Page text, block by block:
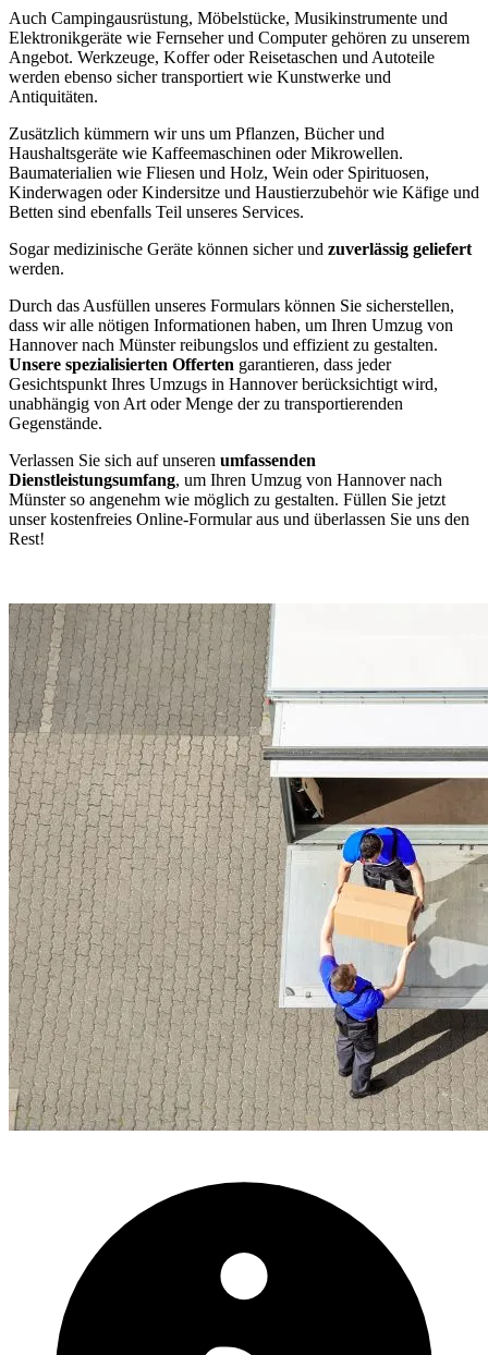
Auch Campingausrüstung, Möbelstücke, Musikinstrumente und
Elektronikgeräte wie Fernseher und Computer gehören zu unserem
Angebot. Werkzeuge, Koffer oder Reisetaschen und Autoteile
werden ebenso sicher transportiert wie Kunstwerke und
Antiquitäten.
Zusätzlich kümmern wir uns um Pflanzen, Bücher und
Haushaltsgeräte wie Kaffeemaschinen oder Mikrowellen.
Baumaterialien wie Fliesen und Holz, Wein oder Spirituosen,
Kinderwagen oder Kindersitze und Haustierzubehör wie Käfige und
Betten sind ebenfalls Teil unseres Services.
Sogar medizinische Geräte können sicher und zuverlässig geliefert
werden.
Durch das Ausfüllen unseres Formulars können Sie sicherstellen,
dass wir alle nötigen Informationen haben, um Ihren Umzug von
Hannover nach Münster reibungslos und effizient zu gestalten.
Unsere spezialisierten Offerten garantieren, dass jeder
Gesichtspunkt Ihres Umzugs in Hannover berücksichtigt wird,
unabhängig von Art oder Menge der zu transportierenden
Gegenstände.
Verlassen Sie sich auf unseren umfassenden
Dienstleistungsumfang, um Ihren Umzug von Hannover nach
Münster so angenehm wie möglich zu gestalten. Füllen Sie jetzt
unser kostenfreies Online-Formular aus und überlassen Sie uns den
Rest!